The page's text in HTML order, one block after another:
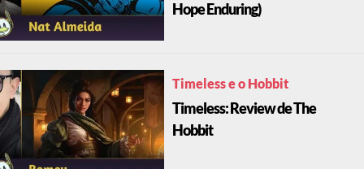
Hope Enduring)
Timeless e o Hobbit
Timeless: Review de The
Hobbit